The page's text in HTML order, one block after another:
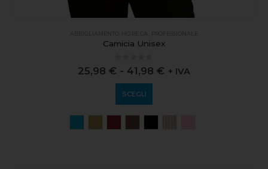
ABBIGLIAMENTO HO.RE.CA. PROFESSIONALE
Camicia Unisex
0 out of 5
25,98 € - 41,98 € + IVA
SCEGLI